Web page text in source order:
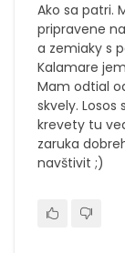
Ako sa patri.
pripravene
a zemiaky s
Kalamare
Mam odtial
skvely. Losos
krevety tu
zaruka
navštivit ;)